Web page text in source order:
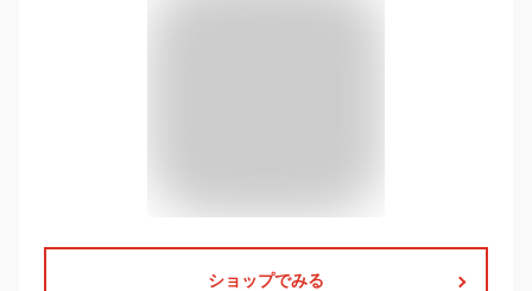
ショップでみる